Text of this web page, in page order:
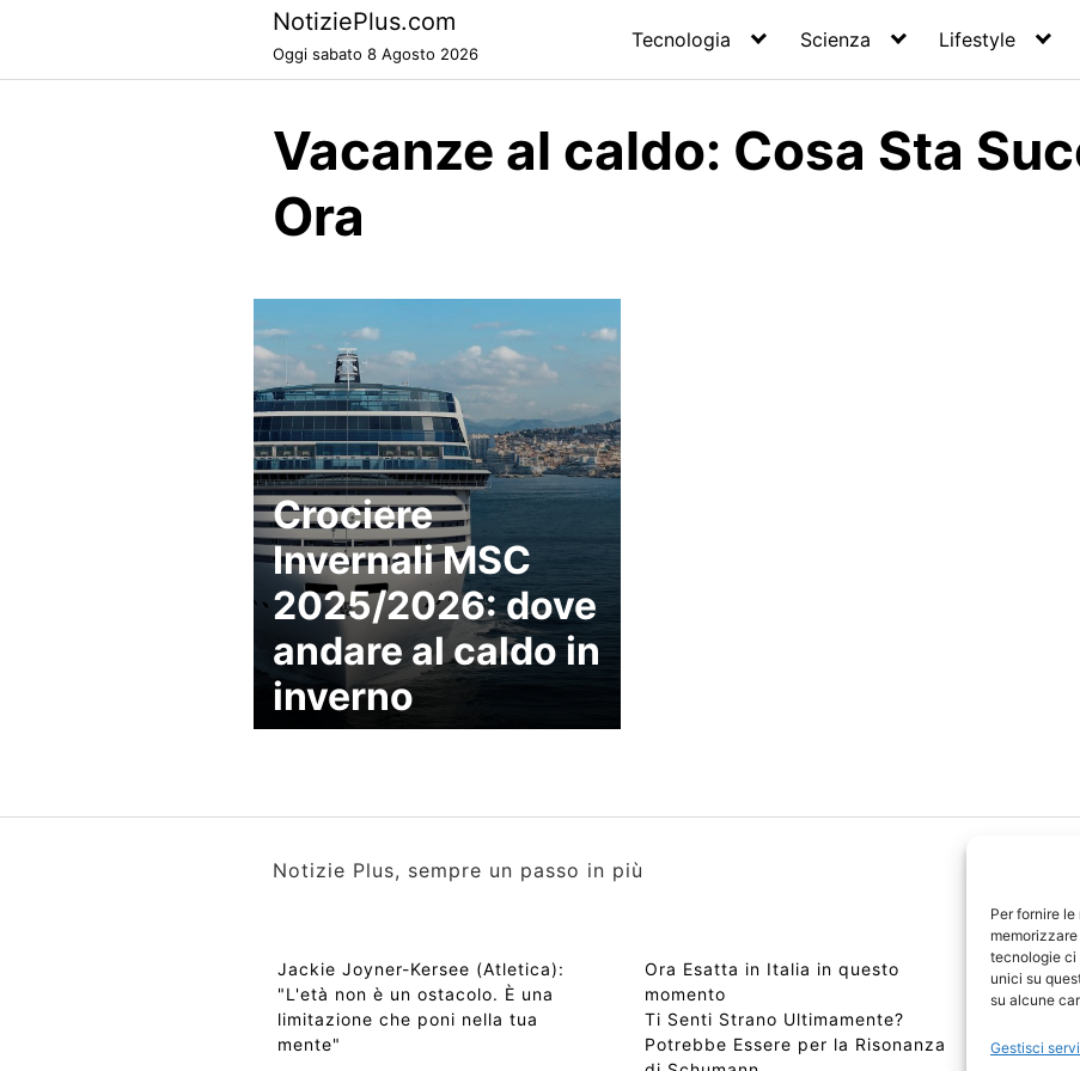
Per fornire
tecnologie ci
unici su
su alcune
Gestisci
NotiziePlus.com
Oggi sabato 8 Agosto 2026
Tecnologia Scienza Lifestyle
Vacanze al caldo: Cosa Sta
Ora
Crociere
Invernali MSC
2025/2026: dove
andare al caldo in
inverno
Notizie Plus, sempre un passo in più
Jackie Joyner-Kersee (Atletica):
"L'età non è un ostacolo. È una
limitazione che poni nella tua
mente"
Ora Esatta in Italia in questo
momento
Ti Senti Strano Ultimamente?
Potrebbe Essere per la Risonanza
📰